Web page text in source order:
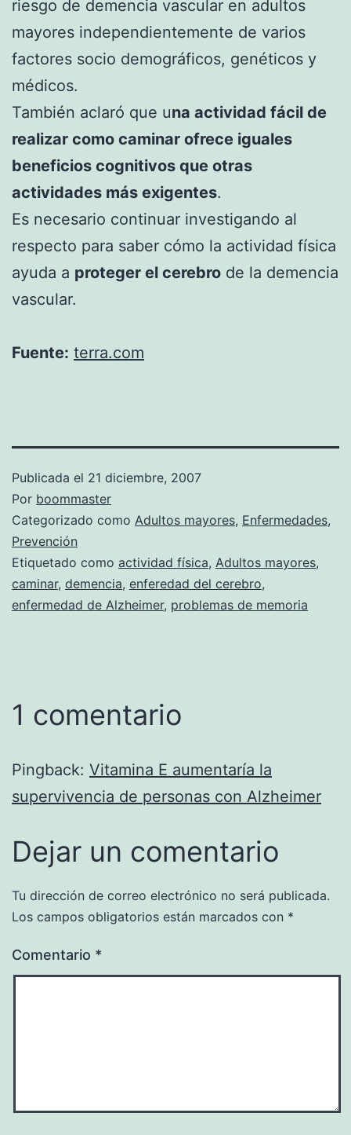
riesgo de demencia vascular en adultos
mayores independientemente de varios
factores socio demográficos, genéticos y
médicos.
También aclaró que una actividad fácil de
realizar como caminar ofrece iguales
beneficios cognitivos que otras
actividades más exigentes.
Es necesario continuar investigando al
respecto para saber cómo la actividad física
ayuda a proteger el cerebro de la demencia
vascular.
Fuente: terra.com
Publicada el 21 diciembre, 2007
Por boommaster
Categorizado como Adultos mayores, Enfermedades,
Prevención
Etiquetado como actividad física, Adultos mayores,
caminar, demencia, enferedad del cerebro,
enfermedad de Alzheimer, problemas de memoria
1 comentario
Pingback: Vitamina E aumentaría la
supervivencia de personas con Alzheimer
Dejar un comentario
Tu dirección de correo electrónico no será publicada.
Los campos obligatorios están marcados con *
Comentario *